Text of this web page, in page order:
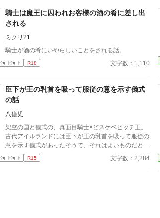
躍する 意志をなくし筋肉の操り人形と化した“デク”
消える教師 山奥の男子校で繰り広げられるダークフ
ァンタジー
騎士は魔王に囚われお客様の酒の肴に差し出
される
ミクリ21
騎士が酒の肴にいやらしいことをされる話。
ｼｮｰﾄｼｮｰﾄ R18 文字数：1,110
臣下が王の乳首を吸って服従の意を示す儀式
の話
八億児
架空の国と儀式の、真面目騎士×どスケベビッチ王。
古代アイルランドには臣下が王の乳首を吸って服従の
意を示す儀式があったそうで、それはよいものだと思
いましたので古代アイルランドとは特に関係なく王の
乳首を吸ってもらいました。
ｼｮｰﾄｼｮｰﾄ R15 文字数：2,284